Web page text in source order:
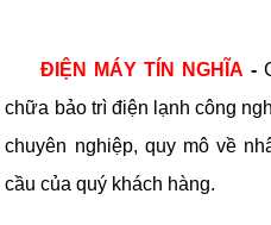
ĐIỆN MÁY TÍN NGHĨA -
chữa bảo trì điện lạnh công
chuyên nghiệp, quy mô về
cầu của quý khách hàng.